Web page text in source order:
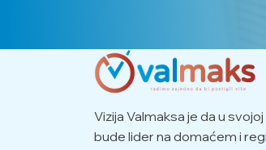
Vizija Valmaksa je da u
bude lider na domaćem i